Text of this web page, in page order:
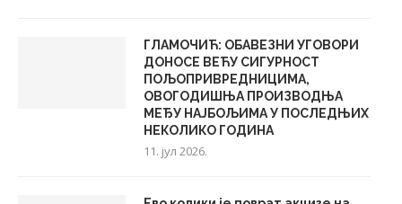
ГЛАМОЧИЋ: ОБАВЕЗНИ УГОВОРИ
ДОНОСЕ ВЕЋУ СИГУРНОСТ
ПОЉОПРИВРЕДНИЦИМА,
ОВОГОДИШЊА ПРОИЗВОДЊА
МЕЂУ НАЈБОЉИМА У ПОСЛЕДЊИХ
НЕКОЛИКО ГОДИНА
11. јул 2026.